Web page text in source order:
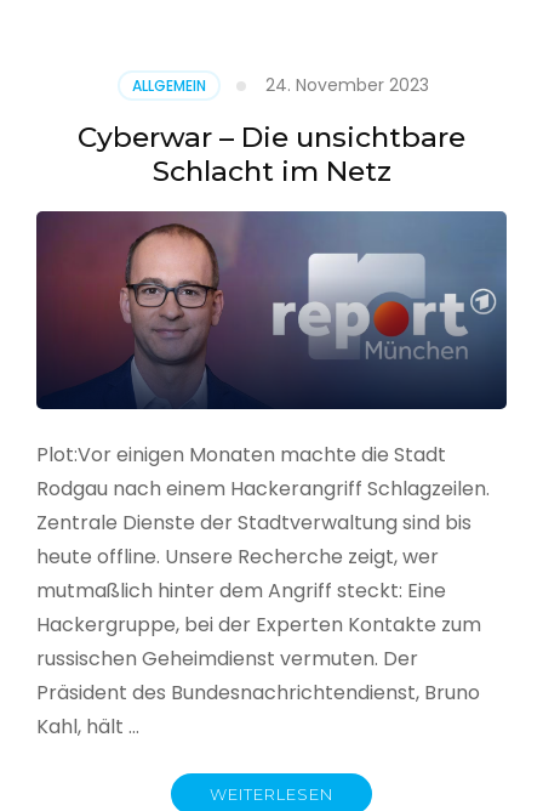
ALLGEMEIN 24. November 2023
Cyberwar – Die unsichtbare
Schlacht im Netz
Plot:Vor einigen Monaten machte die Stadt
Rodgau nach einem Hackerangriff Schlagzeilen.
Zentrale Dienste der Stadtverwaltung sind bis
heute offline. Unsere Recherche zeigt, wer
mutmaßlich hinter dem Angriff steckt: Eine
Hackergruppe, bei der Experten Kontakte zum
russischen Geheimdienst vermuten. Der
Präsident des Bundesnachrichtendienst, Bruno
Kahl, hält …
WEITERLESEN